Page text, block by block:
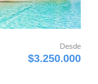
Desde
$3.250.000